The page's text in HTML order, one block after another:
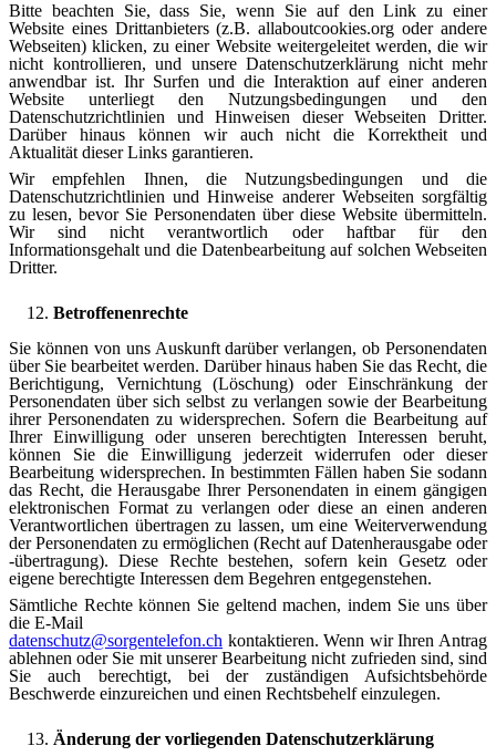
Bitte beachten Sie, dass Sie, wenn Sie auf den Link zu einer
Website eines Drittanbieters (z.B. allaboutcookies.org oder andere
Webseiten) klicken, zu einer Website weitergeleitet werden, die wir
nicht kontrollieren, und unsere Datenschutzerklärung nicht mehr
anwendbar ist. Ihr Surfen und die Interaktion auf einer anderen
Website unterliegt den Nutzungsbedingungen und den
Datenschutzrichtlinien und Hinweisen dieser Webseiten Dritter.
Darüber hinaus können wir auch nicht die Korrektheit und
Aktualität dieser Links garantieren.
Wir empfehlen Ihnen, die Nutzungsbedingungen und die
Datenschutzrichtlinien und Hinweise anderer Webseiten sorgfältig
zu lesen, bevor Sie Personendaten über diese Website übermitteln.
Wir sind nicht verantwortlich oder haftbar für den
Informationsgehalt und die Datenbearbeitung auf solchen Webseiten
Dritter.
Betroffenenrechte
Sie können von uns Auskunft darüber verlangen, ob Personendaten
über Sie bearbeitet werden. Darüber hinaus haben Sie das Recht, die
Berichtigung, Vernichtung (Löschung) oder Einschränkung der
Personendaten über sich selbst zu verlangen sowie der Bearbeitung
ihrer Personendaten zu widersprechen. Sofern die Bearbeitung auf
Ihrer Einwilligung oder unseren berechtigten Interessen beruht,
können Sie die Einwilligung jederzeit widerrufen oder dieser
Bearbeitung widersprechen. In bestimmten Fällen haben Sie sodann
das Recht, die Herausgabe Ihrer Personendaten in einem gängigen
elektronischen Format zu verlangen oder diese an einen anderen
Verantwortlichen übertragen zu lassen, um eine Weiterverwendung
der Personendaten zu ermöglichen (Recht auf Datenherausgabe oder
-übertragung). Diese Rechte bestehen, sofern kein Gesetz oder
eigene berechtigte Interessen dem Begehren entgegenstehen.
Sämtliche Rechte können Sie geltend machen, indem Sie uns über
die E-Mail
datenschutz​@​sorgentelefon.ch kontaktieren. Wenn wir Ihren Antrag
ablehnen oder Sie mit unserer Bearbeitung nicht zufrieden sind, sind
Sie auch berechtigt, bei der zuständigen Aufsichtsbehörde
Beschwerde einzureichen und einen Rechtsbehelf einzulegen.
Änderung der vorliegenden Datenschutzerklärung